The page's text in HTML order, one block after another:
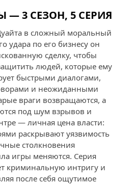
— 3 СЕЗОН, 5 СЕРИЯ
в сложный моральный
удара по его бизнесу он
сделку, чтобы
людей, которые ему
быстрыми диалогами,
и неожиданными
враги возвращаются, а
под шум взрывов и
— личная цена власти:
раскрывают уязвимость
столкновения
игры меняются. Серия
криминальную интригу и
после себя ощутимое